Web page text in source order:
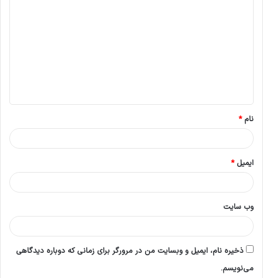
*
نام*
ایمیل*
وب‌ سایت
ذخیره نام، ایمیل و وبسایت من در مرورگر برای زمانی که دوباره دیدگاهی
می‌نویسم.